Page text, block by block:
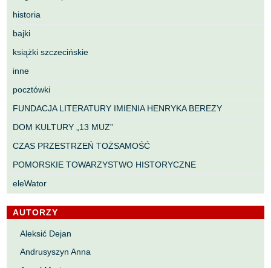
historia
bajki
książki szczecińskie
inne
pocztówki
FUNDACJA LITERATURY IMIENIA HENRYKA BEREZY
DOM KULTURY „13 MUZ”
CZAS PRZESTRZEŃ TOŻSAMOŚĆ
POMORSKIE TOWARZYSTWO HISTORYCZNE
eleWator
AUTORZY
Aleksić Dejan
Andrusyszyn Anna